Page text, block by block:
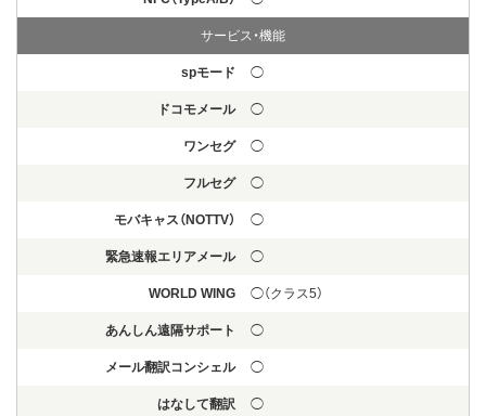
サービス・機能
spモード ◯
ドコモメール ◯
ワンセグ ◯
フルセグ ◯
モバキャス（NOTTV） ◯
緊急速報エリアメール ◯
WORLD WING ◯（クラス5）
あんしん遠隔サポート ◯
メール翻訳コンシェル ◯
はなして翻訳 ◯